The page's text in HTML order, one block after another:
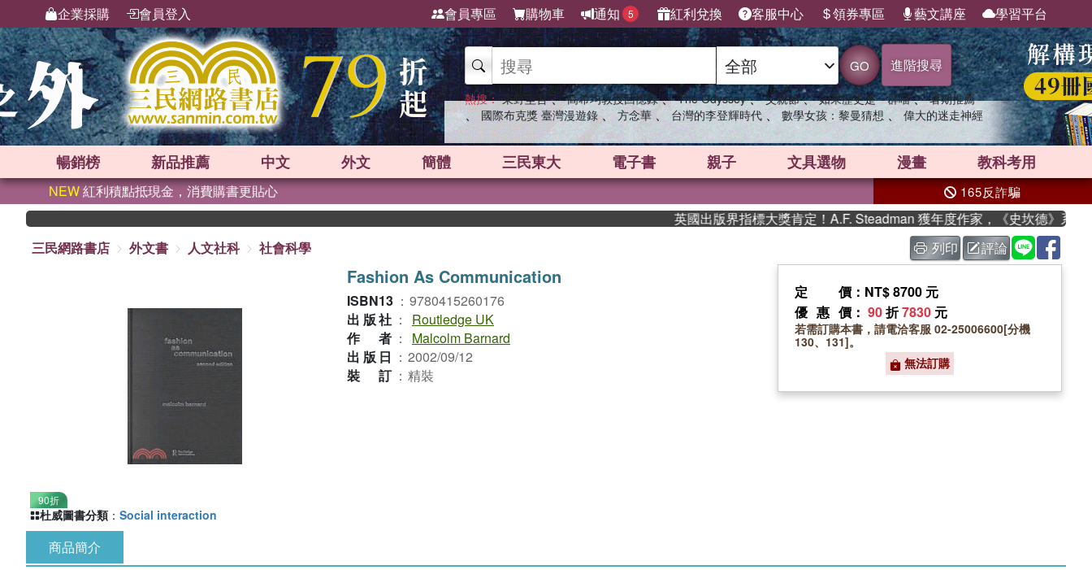
企業採購 會員登入 會員專區 購物車 通知 5 紅利兌換 客服中心 領券專區 藝文講座 學習平台
GO 進階搜尋
熱搜： 東野圭吾 、 高希均教授回憶錄 、 The Odyssey 、 父親節 、 如果歷史是一群喵 、 暑期推薦
、 國際布克獎 臺灣漫遊錄 、 方念華 、 台灣的李登輝時代 、 數學女孩：黎曼猜想 、 偉大的迷走神經
暢銷榜 新品推薦 中文 外文 簡體 三民東大 電子書 親子 文具選物 漫畫 教科考用
NEW紅利積點抵現金，消費購書更貼心 165反詐騙
英國出版界指標大獎肯定！A.F. Steadman 獲年度作家，《史坎德》系列帶
三民網路書店
外文書 人文社科 社會科學 列印 評論
90折
Fashion As Communication
ISBN13 ： 9780415260176
出版社 ：
Routledge UK
作者 ：
Malcolm Barnard
出版日 ： 2002/09/12
裝訂 ： 精裝
定價 ：NT$ 8700 元
優惠價 ： 90折7830 元
若需訂購本書，請電洽客服 02-25006600[分機
130、131]。
無法訂購
杜威圖書分類 ： Social interaction
商品簡介